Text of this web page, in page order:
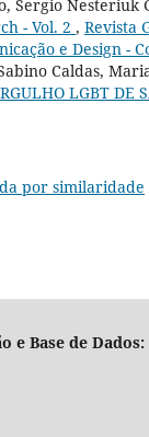
Sergio Nesteriuk
- Vol. 2 , Revista
e Design -
Caldas,
LGBT DE
por similaridade
e Base de Dados: